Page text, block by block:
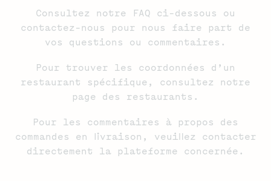
Consultez notre FAQ ci-dessous ou
contactez-nous pour nous faire part de
vos questions ou commentaires.
Pour trouver les coordonnées d’un
restaurant spécifique, consultez notre
page des restaurants .
Pour les commentaires à propos des
commandes en livraison, veuillez contacter
directement la plateforme concernée.